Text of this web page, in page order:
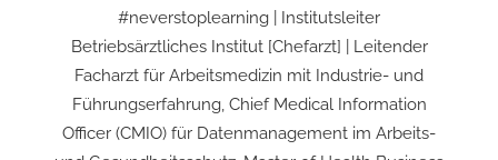
#neverstoplearning | Institutsleiter
Betriebsärztliches Institut [Chefarzt] | Leitender
Facharzt für Arbeitsmedizin mit Industrie- und
Führungserfahrung, Chief Medical Information
Officer (CMIO) für Datenmanagement im Arbeits-